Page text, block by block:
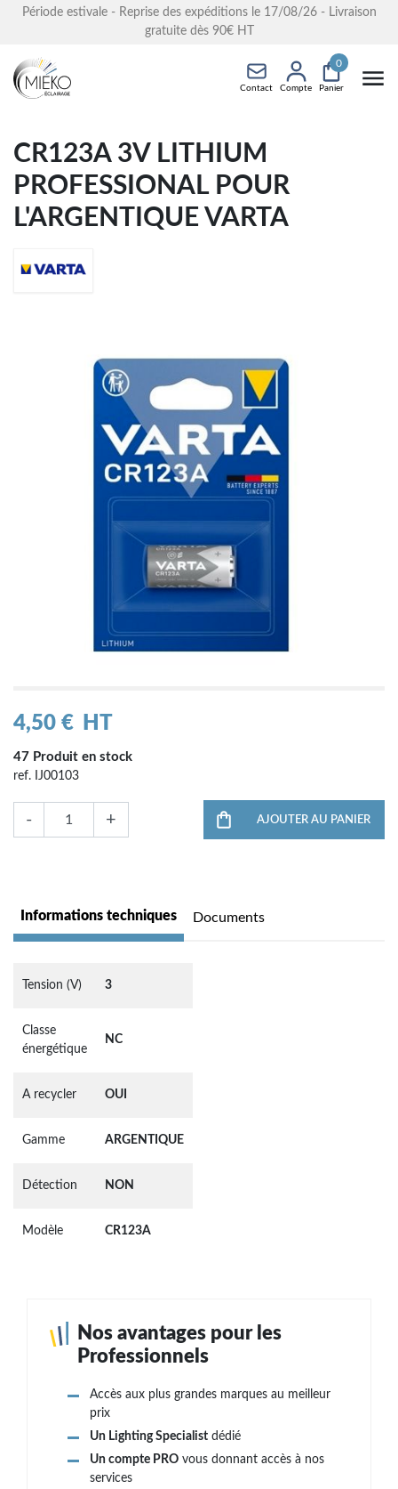
Période estivale - Reprise des expéditions le 17/08/26 - Livraison
gratuite dès 90€ HT
Contact Compte Panier
0
CR123A 3V LITHIUM
PROFESSIONAL POUR
L'ARGENTIQUE VARTA
4,50 € HT
47 Produit en stock
ref. IJ00103
- + AJOUTER AU PANIER
Informations techniques Documents
Tension (V) 3
Classe
énergétique
NC
A recycler OUI
Gamme ARGENTIQUE
Détection NON
Modèle CR123A
Nos avantages pour les
Professionnels
Accès aux plus grandes marques au meilleur
prix
Un Lighting Specialist dédié
Un compte PRO vous donnant accès à nos
services